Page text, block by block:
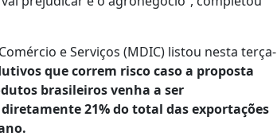
e Serviços (MDIC) listou nesta terça-
que correm risco caso a proposta
brasileiros venha a ser
21% do total das exportações